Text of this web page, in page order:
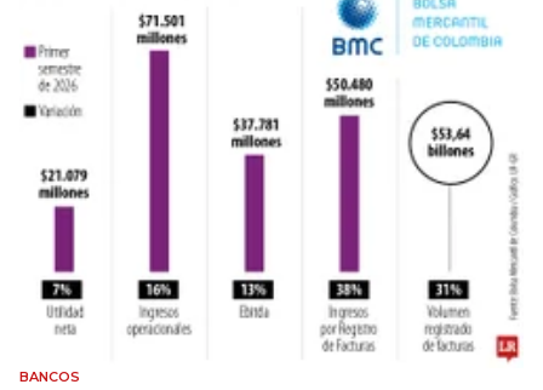
BANCOS